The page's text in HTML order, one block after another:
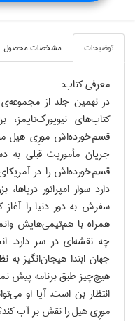
توضيحات مشخصات محصول
معرفي كتاب:
در نهمين جلد از
کتاب‌هاي
قسم‌خورده‌اش مورِي هيل
جريان مأموريت قبلي
قسم‌خورده‌اش را در
دارد سوار امپراتور
سفرش به دور دنيا را
همراه با هم‌تيمي‌هايش
چه نقشه‌اي در سر دارد.
جهان ابتدا هيجان‌انگيز
هيچ‌چيز طبق برنامه پيش
انتظار بن است. آيا او
مورِي هيل را نقش بر آب